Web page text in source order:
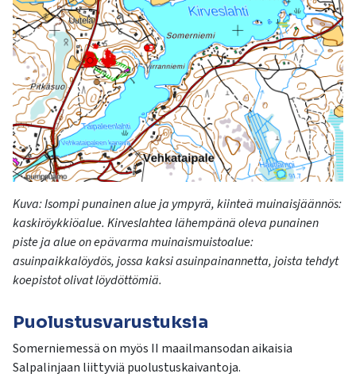
Kuva:Isompi punainen alue ja ympyrä, kiinteä muinaisjäännös:
kaskiröykkiöalue. Kirveslahtea lähempänä oleva punainen
piste ja alue onepävarma muinaismuistoalue:
asuinpaikkalöydös, jossa kaksi asuinpainannetta, joista tehdyt
koepistot olivat löydöttömiä.
Puolustusvarustuksia
Somerniemessä on myös II maailmansodan aikaisia
Salpalinjaan liittyviä puolustuskaivantoja.